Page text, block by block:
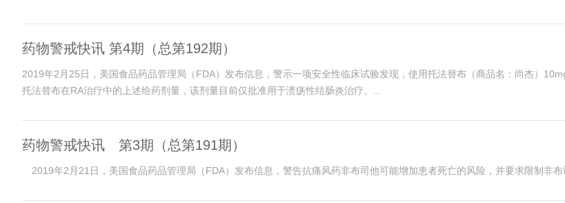
药物警戒快讯 第4期（总第192期）
2019年2月25日，美国食品药品管理局（FDA）发布信息，警示一项安全性临床试验发现，使用托法替布（商品名：尚杰）
托法替布在RA治疗中的上述给药剂量，该剂量目前仅批准用于溃疡性结肠炎治疗。...
药物警戒快讯 第3期（总第191期）
2019年2月21日，美国食品药品管理局（FDA）发布信息，警告抗痛风药非布司他可能增加患者死亡的风险，并要求限制非布